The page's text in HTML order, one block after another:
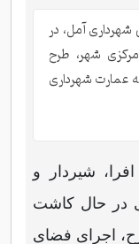
آمل، در
شهر، طرح
شهرداری
شیردار و
در حال کاشت
اجرای فضای